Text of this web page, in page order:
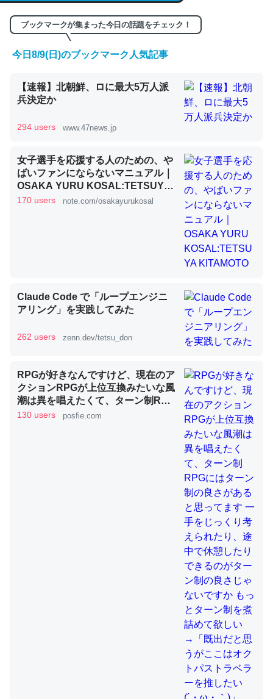
くらい。小説でいう「ずっと前の伏線」は回収されないけ
ど、短期記憶というには多い分量。進化すればするほど分
昆虫ってカルシウム少ないのか。知らんかった。調べたら
コオロギのカルシウム分はエビの600分の1程度。
─ニュース :: 【研究発表】昆虫学の大問題＝「昆虫はなぜ海にいな
論文では「淡水はカルシウムも酸素も不足してて両方に不
利だから両方が拮抗してるのでは」とあって面白い。海に
ずキチンを強化してる筈だが、酵素が違うのか？
─ニュース :: 【研究発表】昆虫学の大問題＝「昆虫はなぜ海にいな
いのか」に関する新仮説
これを元に考えるとカルシウムを大量に使う脊椎動物と貝
類は苦労してるんだな…。腹足類だと殻を無くしてナメク
─ニュース :: 【研究発表】昆虫学の大問題＝「昆虫はなぜ海にいな
ウチもEchoを実家に置いて４年。でたまに覗いてる。ぼ
ちぼちRingも置こうかと画策中。あと、Googleマップで
位置情報を共有してる。電池残量や充電中かが分かるので
─たまにLINEするくらいだった遠方の父67歳と僕。ITツール導入で
コミュニケーションが劇的に変化した｜tayorini by LIFULL介護
ブックマークが集まった今日の話題をチェック！
今日8/9(日)のブックマーク人気記事
【速報】北朝鮮、ロに最大5万人派
兵決定か
294 users www.47news.jp
女子選手を応援する人のための、や
ばいファンにならないマニュアル｜
OSAKA YURU KOSAL:TETSUYA
KITAMOTO
170 users note.com/osakayurukosal
Claude Code で「ループエンジニ
アリング」を実践してみた
262 users zenn.dev/tetsu_don
RPGが好きなんですけど、現在のア
クションRPGが上位互換みたいな風
潮は異を唱えたくて、ターン制RPG
にはターン制の良さがあると思って
130 users posfie.com